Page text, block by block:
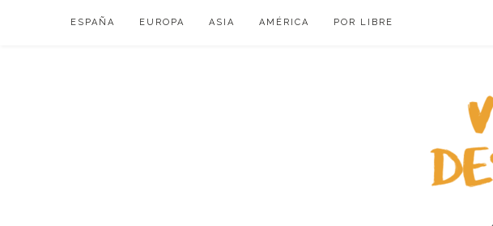
ESPAÑA EUROPA ASIA AMÉRICA POR LIBRE